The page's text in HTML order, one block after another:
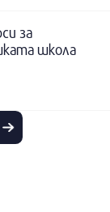
за
школа